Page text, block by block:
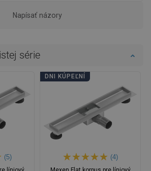
Napísať názory
série
(5)
DNI KÚPEĽNÍ
(4)